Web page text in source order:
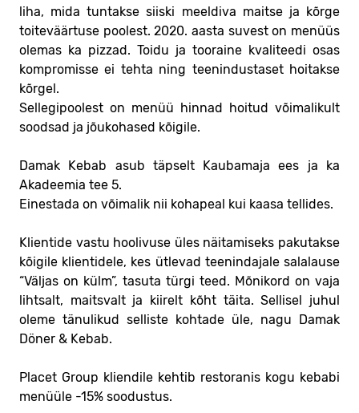
liha, mida tuntakse siiski meeldiva maitse ja kõrge
toiteväärtuse poolest. 2020. aasta suvest on menüüs
olemas ka pizzad. Toidu ja tooraine kvaliteedi osas
kompromisse ei tehta ning teenindustaset hoitakse
kõrgel.
Sellegipoolest on menüü hinnad hoitud võimalikult
soodsad ja jõukohased kõigile.
Damak Kebab asub täpselt Kaubamaja ees ja ka
Akadeemia tee 5.
Einestada on võimalik nii kohapeal kui kaasa tellides.
Klientide vastu hoolivuse üles näitamiseks pakutakse
kõigile klientidele, kes ütlevad teenindajale salalause
“Väljas on külm”, tasuta türgi teed. Mõnikord on vaja
lihtsalt, maitsvalt ja kiirelt kõht täita. Sellisel juhul
oleme tänulikud selliste kohtade üle, nagu Damak
Döner & Kebab.
Placet Group kliendile kehtib restoranis kogu kebabi
menüüle -15% soodustus.